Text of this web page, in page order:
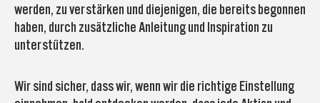
werden, zu verstärken und diejenigen, die bereits begonnen
haben, durch zusätzliche Anleitung und Inspiration zu
unterstützen.
Wir sind sicher, dass wir, wenn wir die richtige Einstellung